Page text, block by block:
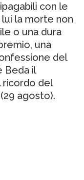
con le
la morte non
o una dura
una
del
Beda il
ricordo del
agosto).